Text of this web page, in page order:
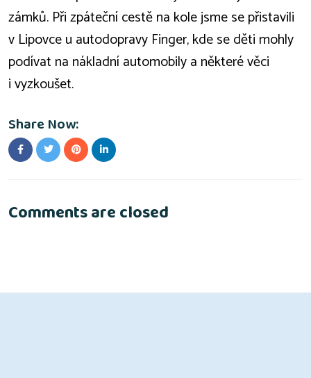
zámků. Při zpáteční cestě na kole jsme se přistavili
v Lipovce u autodopravy Finger, kde se děti mohly
podívat na nákladní automobily a některé věci
i vyzkoušet.
Share Now:
Comments are closed